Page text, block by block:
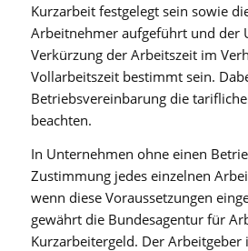
Kurzarbeit festgelegt sein sowie
Arbeitnehmer aufgeführt und der
Verkürzung der Arbeitszeit im
Vollarbeitszeit bestimmt sein.
Betriebsvereinbarung die
beachten.
In Unternehmen ohne einen
Zustimmung jedes einzelnen
wenn diese Voraussetzungen
gewährt die Bundesagentur für
Kurzarbeitergeld. Der Arbeitgeber